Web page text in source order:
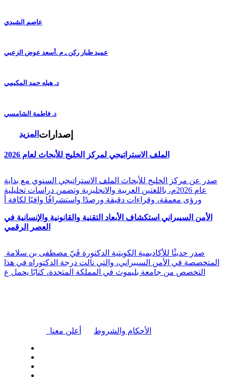
عاصم الشيدي
عميد طيار ركن ـ م .أسعد عوض الزعبي
د. هيله حمد المكيمي
د. فاطمة الشامسي
المزيد إصدارات
الملف الاستراتيجي لمركز الخليج للأبحاث لعام 2026
صدر عن مركز الخليج للأبحاث الملف الاستراتيجي السنوي مع بداية
عام 2026م، باللغتين العربية والانجليزية وتضمن دراسات تحليلية
ورؤى معمقة، وقراءات دقيقة ورصدًا واستشرافًا وافيًا لكافة أ
الأمن السيبراني استكشاف الأبعاد التقنية والقانونية والإنسانية في
العصر الرقمي
المتخصصة في الأمن السيبراني، والتي نالت درجة الدكتوراه في هذا
التخصص من جامعة بليموث في المملكة المتحدة، كتابًا يحمل ع
أعلن معنا الأحكام والشروط